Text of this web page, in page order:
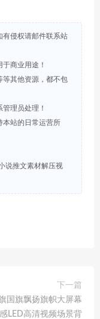
有侵权请邮件联系站
商业用途！
等其他资源，都不包
理员处理！
本站的日常运营所
说推文素材解压视
下一篇
国旗飘扬旗帜大屏幕
LED高清视频场景背